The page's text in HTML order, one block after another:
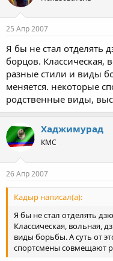
25 Апр 2007
Я бы не стал отделять
борцов. Классическая,
разные стили и виды
меняется. некоторые
родственные виды,
Хаджимурад
КМС
26 Апр 2007
Кадыр написал(а):
Я бы не стал отделять
Классическая, вольная,
виды борьбы. А суть от
спортсмены совмещают